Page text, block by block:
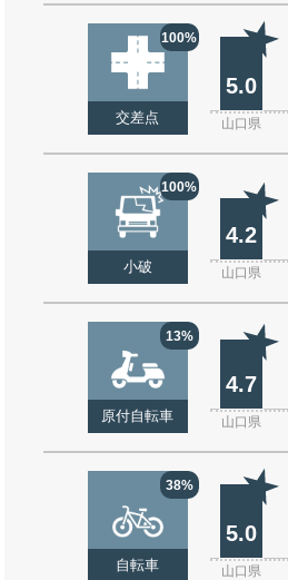
100%
交差点
5.0
山口県
100%
小破
4.2
山口県
13%
原付自転車
4.7
山口県
38%
自転車
5.0
山口県